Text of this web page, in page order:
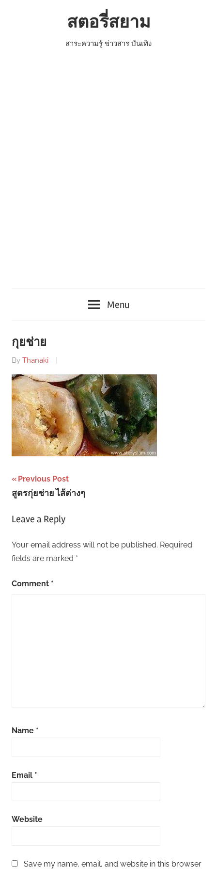
สตอรี่สยาม
สาระความรู้ ข่าวสาร บันเทิง
Menu
กุยช่าย
By Thanaki
Post
navigation
Previous Post
สูตรกุ่ยช่าย ไส้ต่างๆ
Leave a Reply
Your email address will not be published. Required
fields are marked *
Comment *
Name *
Email *
Website
Save my name, email, and website in this browser